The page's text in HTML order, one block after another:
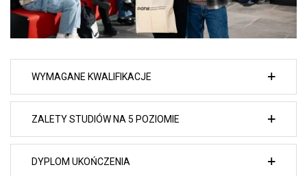
WYMAGANE KWALIFIKACJE
ZALETY STUDIÓW NA 5 POZIOMIE
DYPLOM UKOŃCZENIA